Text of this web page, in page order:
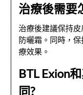
治療後需要
治療後建議保持
防曬霜。同時，
療效果。
BTL Exion
同?